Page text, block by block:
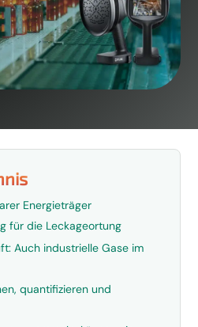
Energieträger
für die Leckageortung
Auch industrielle Gase im
quantifizieren und